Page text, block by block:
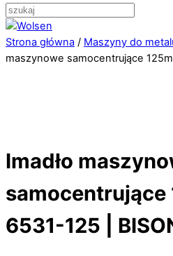
Strona główna / Maszyny do
maszynowe samocentrujące
Imadło
samocentrujące
6531-125 |